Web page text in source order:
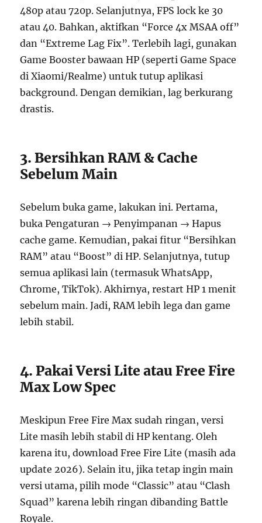
480p atau 720p. Selanjutnya, FPS lock ke 30
atau 40. Bahkan, aktifkan “Force 4x MSAA off”
dan “Extreme Lag Fix”. Terlebih lagi, gunakan
Game Booster bawaan HP (seperti Game Space
di Xiaomi/Realme) untuk tutup aplikasi
background. Dengan demikian, lag berkurang
drastis.
3. Bersihkan RAM & Cache
Sebelum Main
Sebelum buka game, lakukan ini. Pertama,
buka Pengaturan → Penyimpanan → Hapus
cache game. Kemudian, pakai fitur “Bersihkan
RAM” atau “Boost” di HP. Selanjutnya, tutup
semua aplikasi lain (termasuk WhatsApp,
Chrome, TikTok). Akhirnya, restart HP 1 menit
sebelum main. Jadi, RAM lebih lega dan game
lebih stabil.
4. Pakai Versi Lite atau Free Fire
Max Low Spec
Meskipun Free Fire Max sudah ringan, versi
Lite masih lebih stabil di HP kentang. Oleh
karena itu, download Free Fire Lite (masih ada
update 2026). Selain itu, jika tetap ingin main
versi utama, pilih mode “Classic” atau “Clash
Squad” karena lebih ringan dibanding Battle
Royale.